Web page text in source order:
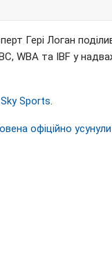
Гері Логан
WBA та IBF у
Sky Sports.
офіційно усунули